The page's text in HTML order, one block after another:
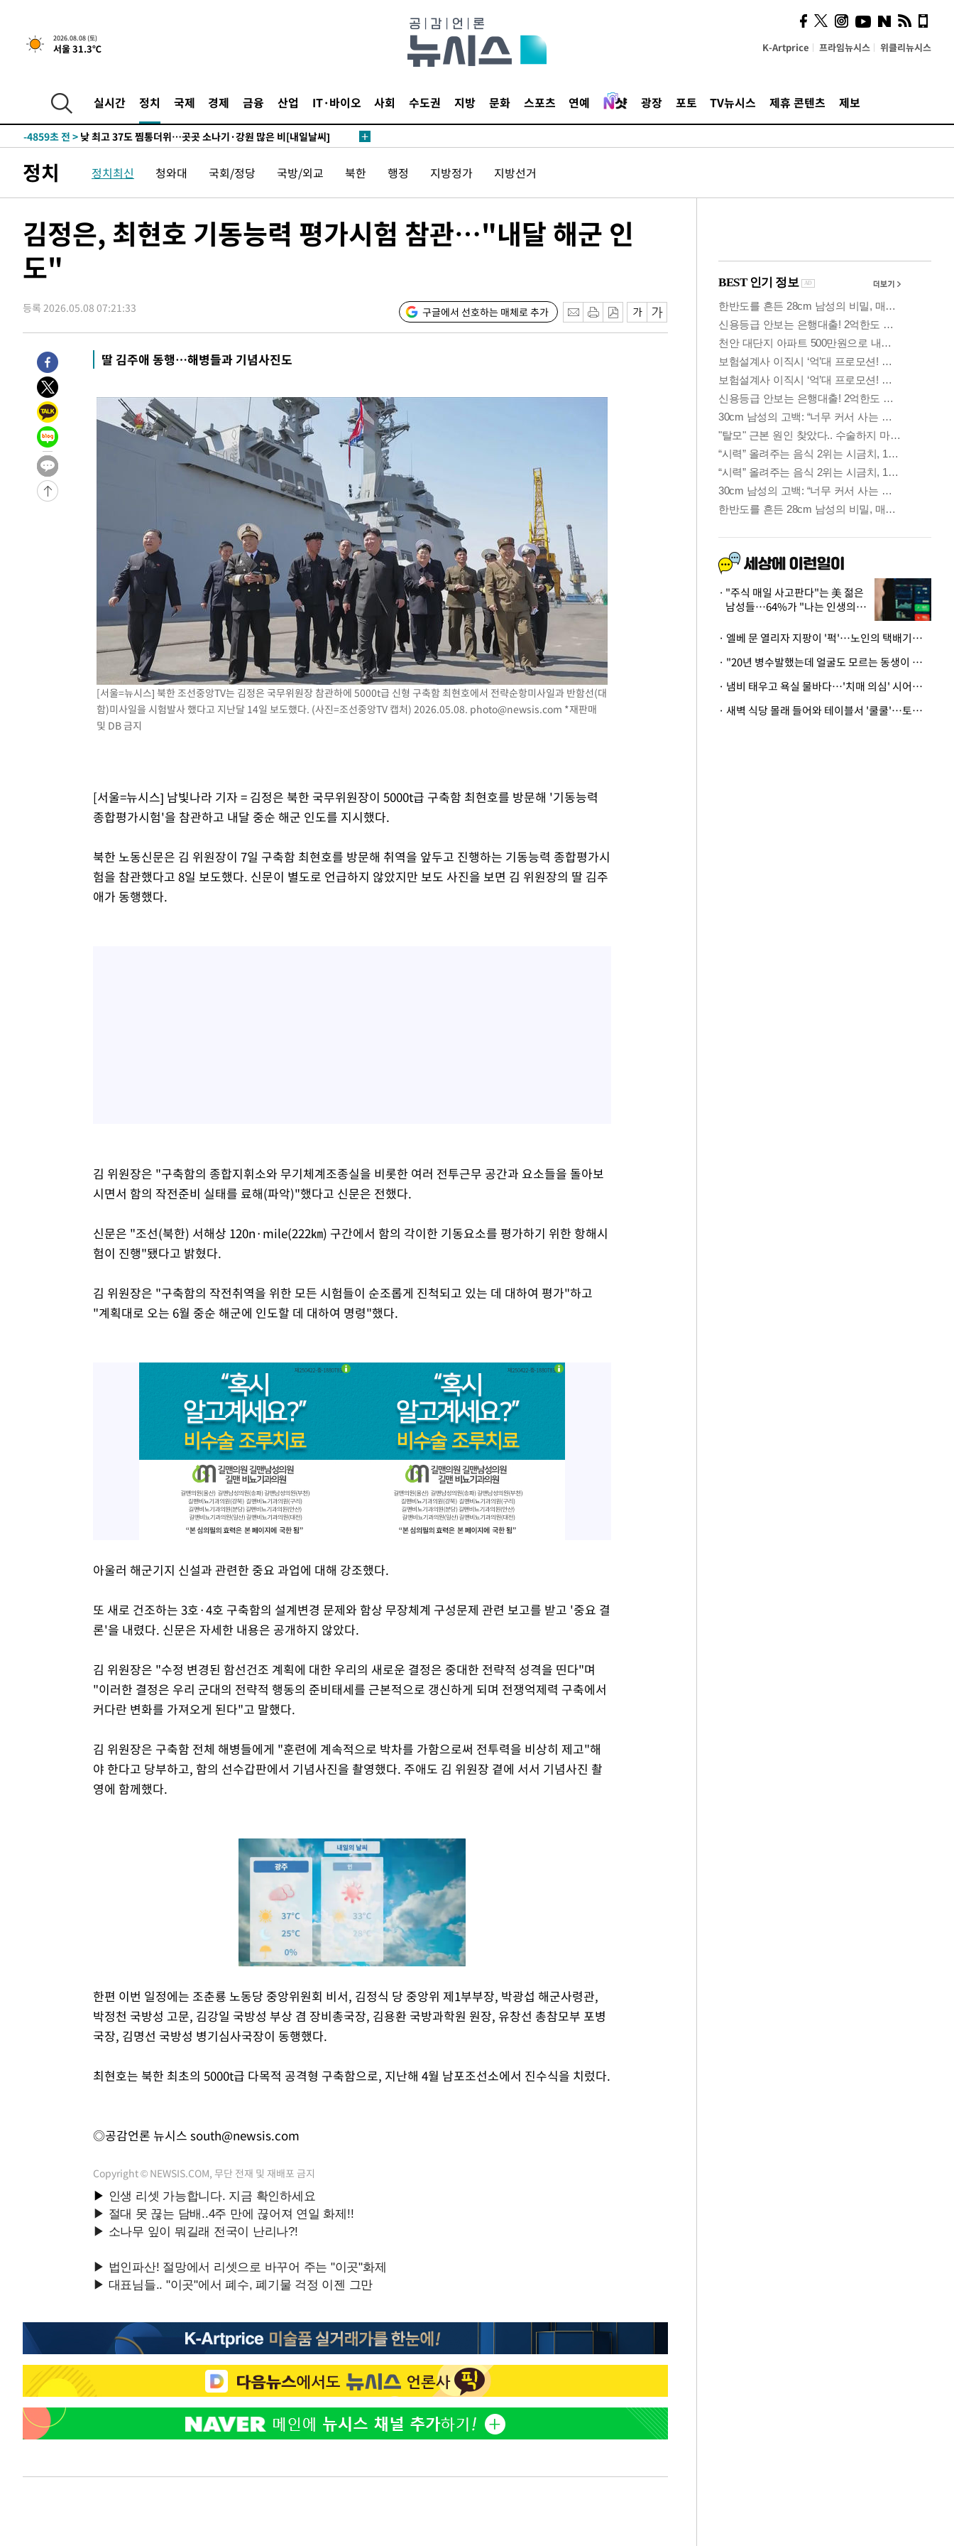
2026.08.08 (토)
서울 31.3℃ K-Artprice 프라임뉴시스 위클리뉴시스
실시간 정치 국제 경제 금융 산업 IT·바이오 사회 수도권 지방 문화 스포츠 연예 광장 포토 TV뉴시스 제휴 콘텐츠 제보
↓-16308초 전 >[속보]이 대통령 "부동산 공급 기존 사고방식 매달리지 말고 과감히
실천"
-15393초 전 >이란, "오만과 '중앙 단일 루트' 합의…북쪽 인바운드·남쪽 아웃바
-6925초 전 >
[속보]이 대통령, '호우피해' 안동·의성 관할 4개 면 특별재난지역 선
-6888초 전 >
갈 수도
-4859초 전 > 낮 최고 37도 찜통더위…곳곳 소나기·강원 많은 비[내일날씨]
응"
-21초 전 >
여자배구 이재영·이다영 자매, 아제르바이잔 투란VC 입단
12분 전 >외국인 심판 성 접대 7경기 들여다보니…한국 축구 '5승 2무'
17분 전 >[속보]코스피, 6200선 약보합…0.60% 내린 6258.77에 마쳐
17분 전 >
19분 전 >
1시간 전 >외신들도 주목한 韓축구 파문…"국민적 공분에 수사 재개"
1시간 전 >11시간 압수수색에 성접대 파문까지…'쑥대밭' 된 축구협회
1시간 전 >
[속보]규제합리화위원회 부위원장에 김태유 서울대 공대 교수…이병태
후임
-23878초 전 >
-21017초 전 >
미 사업체 일자리, 7월에 2.3만개 순감하고 그 전 2개월 10.3만개
하향수정 (2보)
-20465초 전 >
[속보] 미 사업체, 일자리 7월에 2.3만 개 줄어…실업률은 4.1%로
-16328초 전 >
[속보]이 대통령 "부동산 공급 기존 사고방식 매달리지 말고 과감히
실천"
-15413초 전 >
이란, "오만과 '중앙 단일 루트' 합의…북쪽 인바운드·남쪽 아웃바
운드는 임시"
-6981초 전 >
"낮 기온 소폭 하락"…수도권 폭염중대경보, 폭염경보로 하향
-6945초 전 >
[속보]이 대통령, '호우피해' 안동·의성 관할 4개 면 특별재난지역 선
[단독]중수청 지원 검사들, 정원 초과 시 낮은 계급 임용…희망지 못
낮 최고 37도 찜통더위…곳곳 소나기·강원 많은 비[내일날씨]
SK하이닉스, 용인·청주 팹에 54조 투자…"AI 메모리 수요 선제 대
여자배구 이재영·이다영 자매, 아제르바이잔 투란VC 입단
외국인 심판 성 접대 7경기 들여다보니…한국 축구 '5승 2무'
[속보]코스닥, 2.86포인트(0.36%) 내린 798.81마감
[속보]코스피, 6200선 약보합…0.60% 내린 6258.77에 마쳐
[속보]원·달러 환율, 7.7원 내린 1416.1원 마감
[속보] 노원서 40.1도 관측…서울, 2018년 이후 첫 40도
[속보]종합특검, '계엄 수용공간 확보' 신용해 前교정본부장 기소
외신들도 주목한 韓축구 파문…"국민적 공분에 수사 재개"
11시간 압수수색에 성접대 파문까지…'쑥대밭' 된 축구협회
정치 정치최신 청와대 국회/정당 국방/외교 북한 행정 지방정가 지방선거
김정은, 최현호 기동능력 평가시험 참관…"내달 해군 인
도"
등록 2026.05.08 07:21:33 구글에서 선호하는 매체로 추가
딸 김주애 동행…해병들과 기념사진도
[서울=뉴시스] 북한 조선중앙TV는 김정은 국무위원장 참관하에 5000t급 신형 구축함 최현호에서 전략순항미사일과 반함선(대
함)미사일을 시험발사 했다고 지난달 14일 보도했다. (사진=조선중앙TV 캡처) 2026.05.08. photo@newsis.com *재판매
및 DB 금지
[서울=뉴시스] 남빛나라 기자 = 김정은 북한 국무위원장이 5000t급 구축함 최현호를 방문해 '기동능력
종합평가시험'을 참관하고 내달 중순 해군 인도를 지시했다.
북한 노동신문은 김 위원장이 7일 구축함 최현호를 방문해 취역을 앞두고 진행하는 기동능력 종합평가시
험을 참관했다고 8일 보도했다. 신문이 별도로 언급하지 않았지만 보도 사진을 보면 김 위원장의 딸 김주
애가 동행했다.
김 위원장은 "구축함의 종합지휘소와 무기체계조종실을 비롯한 여러 전투근무 공간과 요소들을 돌아보
시면서 함의 작전준비 실태를 료해(파악)"했다고 신문은 전했다.
신문은 "조선(북한) 서해상 120n·mile(222㎞) 구간에서 함의 각이한 기동요소를 평가하기 위한 항해시
험이 진행"됐다고 밝혔다.
김 위원장은 "구축함의 작전취역을 위한 모든 시험들이 순조롭게 진척되고 있는 데 대하여 평가"하고
"계획대로 오는 6월 중순 해군에 인도할 데 대하여 명령"했다.
아울러 해군기지 신설과 관련한 중요 과업에 대해 강조했다.
또 새로 건조하는 3호·4호 구축함의 설계변경 문제와 함상 무장체계 구성문제 관련 보고를 받고 '중요 결
론'을 내렸다. 신문은 자세한 내용은 공개하지 않았다.
김 위원장은 "수정 변경된 함선건조 계획에 대한 우리의 새로운 결정은 중대한 전략적 성격을 띤다"며
"이러한 결정은 우리 군대의 전략적 행동의 준비태세를 근본적으로 갱신하게 되며 전쟁억제력 구축에서
커다란 변화를 가져오게 된다"고 말했다.
김 위원장은 구축함 전체 해병들에게 "훈련에 계속적으로 박차를 가함으로써 전투력을 비상히 제고"해
야 한다고 당부하고, 함의 선수갑판에서 기념사진을 촬영했다. 주애도 김 위원장 곁에 서서 기념사진 촬
영에 함께했다.
Mute
한편 이번 일정에는 조춘룡 노동당 중앙위원회 비서, 김정식 당 중앙위 제1부부장, 박광섭 해군사령관,
박정천 국방성 고문, 김강일 국방성 부상 겸 장비총국장, 김용환 국방과학원 원장, 유창선 총참모부 포병
국장, 김명선 국방성 병기심사국장이 동행했다.
최현호는 북한 최초의 5000t급 다목적 공격형 구축함으로, 지난해 4월 남포조선소에서 진수식을 치렀다.
◎공감언론 뉴시스 south@newsis.com
Copyright © NEWSIS.COM, 무단 전재 및 재배포 금지
시, 스마트폰 액세서리에
NFC 더했다
"주식 매일 사고판다"는 美 젊은
남성들…64%가 "나는 인생의
· 엘베 문 열리자 지팡이 '퍽'…노인의 택배기사 폭행 이유
· "20년 병수발했는데 얼굴도 모르는 동생이 유산 절반을"…배다른 형제 상속권 있을까
· 냄비 태우고 욕실 물바다…'치매 의심' 시어머니 검사 권유했다가 '날벼락'
· 새벽 식당 몰래 들어와 테이블서 '쿨쿨'…토사물 남기고 사라진 남성